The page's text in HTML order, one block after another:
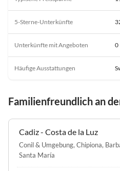
5-Sterne-Unterkünfte
Unterkünfte mit Angeboten 0
Häufige Ausstattungen
Familienfreundlich an
Cadiz - Costa de la Luz
Conil & Umgebung, Chipiona,
Santa María